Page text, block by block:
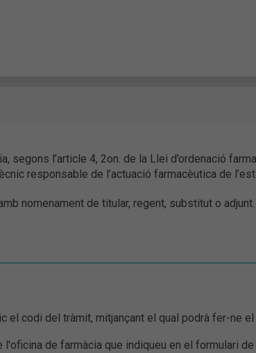
l’article 4, 2on. de la Llei d’ordenació
responsable de l’actuació farmacèutica de
nomenament de titular, regent, substitut o adjunt.
el codi del tràmit, mitjançant el qual podrà fer-ne
de farmàcia que indiqueu en el formulari de